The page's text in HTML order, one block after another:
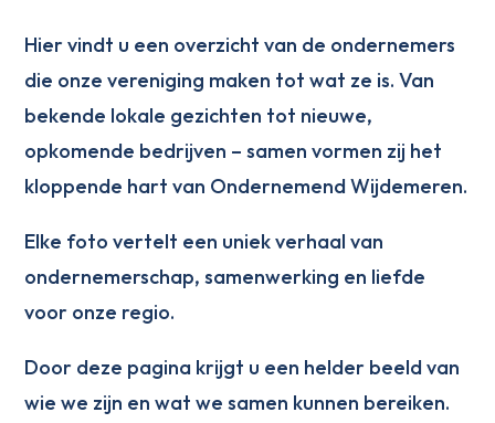
Hier vindt u een overzicht van de ondernemers
die onze vereniging maken tot wat ze is. Van
bekende lokale gezichten tot nieuwe,
opkomende bedrijven – samen vormen zij het
kloppende hart van Ondernemend Wijdemeren.
Elke foto vertelt een uniek verhaal van
ondernemerschap, samenwerking en liefde
voor onze regio.
Door deze pagina krijgt u een helder beeld van
wie we zijn en wat we samen kunnen bereiken.